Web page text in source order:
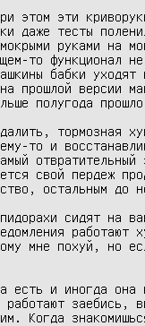
этом эти
даже тесты
руками на
то функционал не
бабки уходят
прошлой версии
полугода прошло
тормозная
то и
отвратительный
свой пердеж
остальным до
сидят на
работают
мне похуй, но
и иногда она
заебись,
Когда